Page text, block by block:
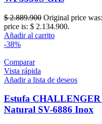
$2.889.900 Original price
price is: $ 2.134.900.
Añadir al carrito
-38%
Comparar
Vista rápida
Añadir a lista de deseos
Estufa CHALLENGER
Natural SV-6886 Inox